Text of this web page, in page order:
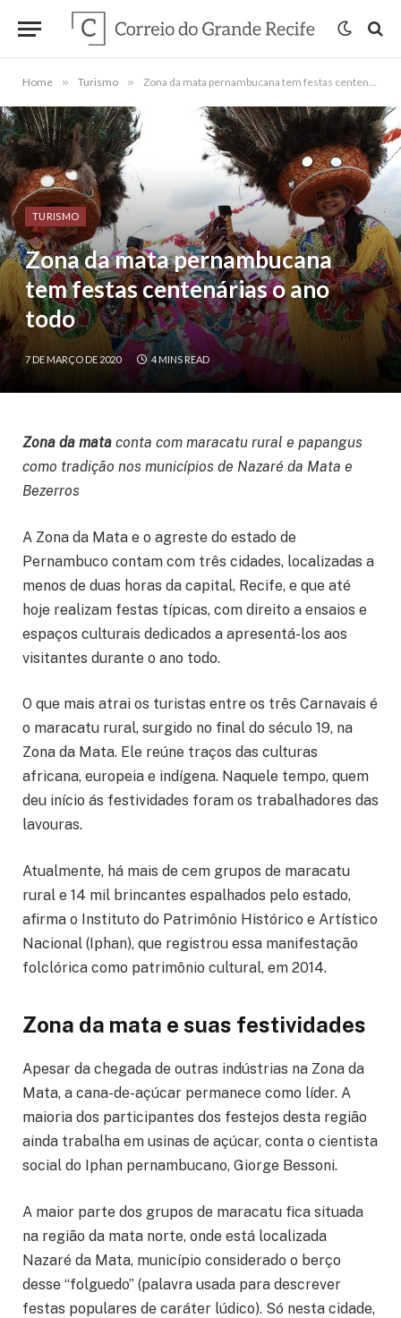
Home » Turismo » Zona da mata pernambucana tem festas centenárias o ano todo
TURISMO
Zona da mata pernambucana
tem festas centenárias o ano
todo
7 DE MARÇO DE 2020 4 MINS READ
Zona da mata conta com maracatu rural e papangus
como tradição nos municípios de Nazaré da Mata e
Bezerros
A Zona da Mata e o agreste do estado de
Pernambuco contam com três cidades, localizadas a
menos de duas horas da capital, Recife, e que até
hoje realizam festas típicas, com direito a ensaios e
espaços culturais dedicados a apresentá-los aos
visitantes durante o ano todo.
O que mais atrai os turistas entre os três Carnavais é
o maracatu rural, surgido no final do século 19, na
Zona da Mata. Ele reúne traços das culturas
africana, europeia e indígena. Naquele tempo, quem
deu início ás festividades foram os trabalhadores das
lavouras.
Atualmente, há mais de cem grupos de maracatu
rural e 14 mil brincantes espalhados pelo estado,
afirma o Instituto do Patrimônio Histórico e Artístico
Nacional (Iphan), que registrou essa manifestação
folclórica como patrimônio cultural, em 2014.
Zona da mata e suas festividades
Apesar da chegada de outras indústrias na Zona da
Mata, a cana-de-açúcar permanece como líder. A
maioria dos participantes dos festejos desta região
ainda trabalha em usinas de açúcar, conta o cientista
social do Iphan pernambucano, Giorge Bessoni.
A maior parte dos grupos de maracatu fica situada
na região da mata norte, onde está localizada
Nazaré da Mata, município considerado o berço
desse “folguedo” (palavra usada para descrever
festas populares de caráter lúdico). Só nesta cidade,